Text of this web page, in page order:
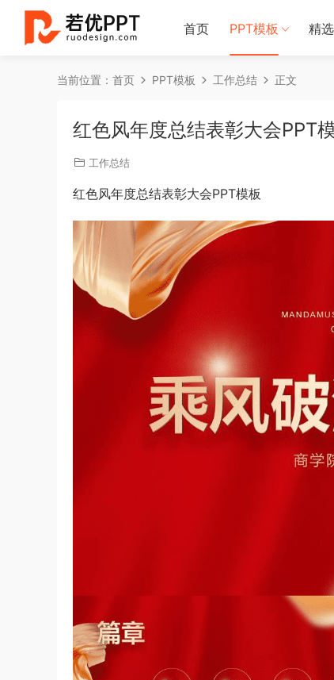
首页 PPT模板 精
当前位置： 首页 PPT模板 工作总结 正文
红色风年度总结表彰大会PPT
工作总结
红色风年度总结表彰大会PPT模板